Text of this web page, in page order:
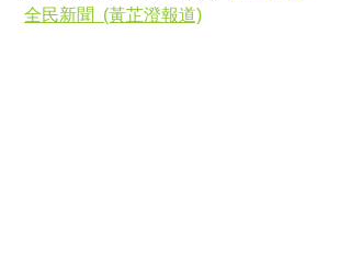
全民新聞  (黃芷澄報道)